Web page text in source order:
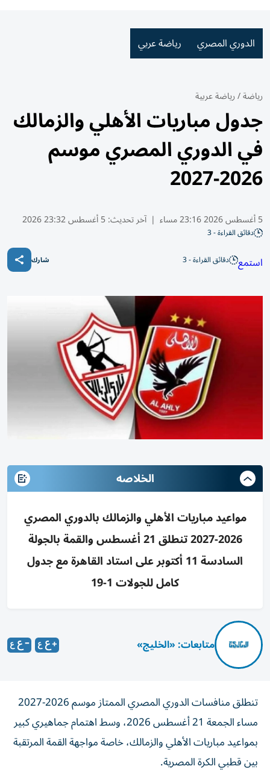
الدوري المصري رياضة عربي
رياضة/رياضة عربية
جدول مباريات الأهلي والزمالك
في الدوري المصري موسم
2026-2027
5 أغسطس 2026 23:16 مساء | آخر تحديث:5 أغسطس 23:32 2026
دقائق القراءة - 3
استمع دقائق القراءة - 3 شارك
الخلاصه
مواعيد مباريات الأهلي والزمالك بالدوري المصري
2026-2027 تنطلق 21 أغسطس والقمة بالجولة
السادسة 11 أكتوبر على استاد القاهرة مع جدول
كامل للجولات 1-19
متابعات: «الخليج»
تنطلق منافسات الدوري المصري الممتاز موسم 2026-2027
مساء الجمعة 21 أغسطس 2026، وسط اهتمام جماهيري كبير
بمواعيد مباريات الأهلي والزمالك، خاصة مواجهة القمة المرتقبة
بين قطبي الكرة المصرية.